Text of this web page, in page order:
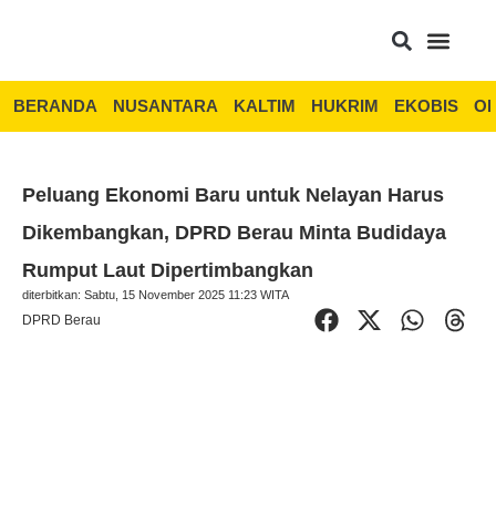
BERANDA NUSANTARA KALTIM HUKRIM EKOBIS
Peluang Ekonomi Baru untuk Nelayan Harus
Dikembangkan, DPRD Berau Minta Budidaya
Rumput Laut Dipertimbangkan
diterbitkan: Sabtu, 15 November 2025 11:23 WITA
DPRD Berau